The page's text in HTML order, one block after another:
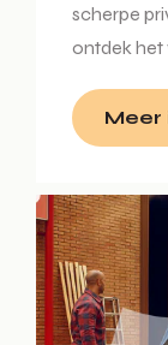
scherpe
ontdek het
Meer